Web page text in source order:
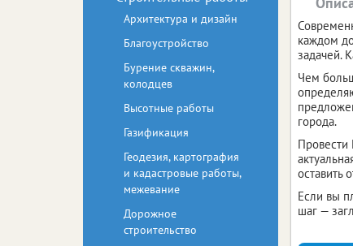
каждом
задачей.
Чем
города.
Провести
оставить
Если вы
шаг —
Архитектура и дизайн
Благоустройство
Бурение скважин,
колодцев
Высотные работы
Газификация
Геодезия, картография
и кадастровые работы,
межевание
Дорожное
строительство